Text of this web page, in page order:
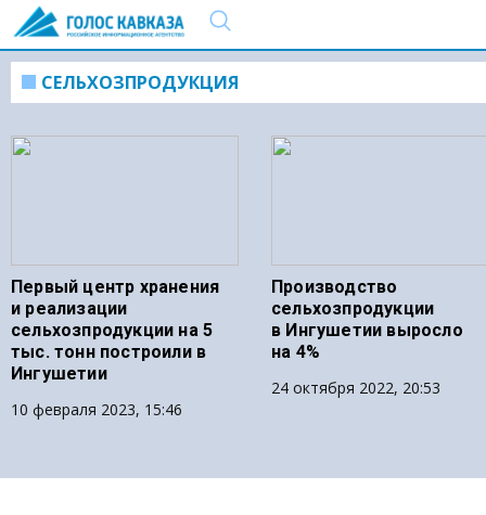
СЕЛЬХОЗПРОДУКЦИЯ
Первый центр хранения
и реализации
сельхозпродукции на 5
тыс. тонн построили в
Ингушетии
10 февраля 2023, 15:46
Производство
сельхозпродукции
в Ингушетии выросло
на 4%
24 октября 2022, 20:53